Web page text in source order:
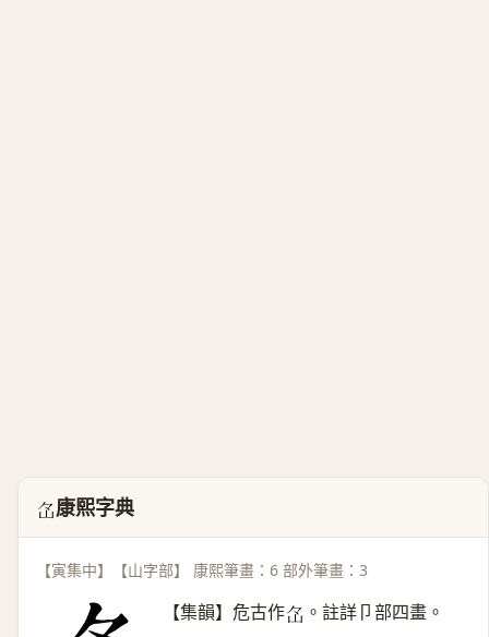
𡵁 康熙字典
【寅集中】【山字部】 康熙筆畫：6 部外筆畫：3
【集韻】危古作𡵁 。註詳卩部四畫。